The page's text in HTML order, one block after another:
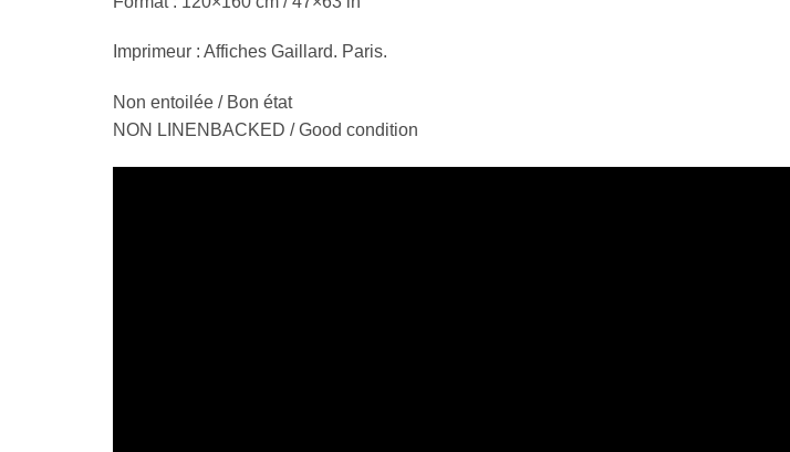
Imprimeur : Affiches Gaillard. Paris.
Non entoilée / Bon état
NON LINENBACKED / Good condition